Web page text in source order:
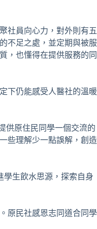
社員向心力，對外則有五
不足之處，並定期與被服
，也懂得在提供服務的同
下仍能感受人醫社的溫暖
供原住民同學一個交流的
些理解少一點誤解，創造
生飲水思源，探索自身
原民社感恩志同道合同學